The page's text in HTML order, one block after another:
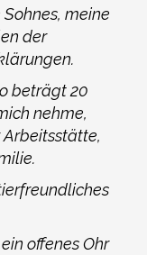
meine
der
beträgt 20
nehme,
Arbeitsstätte,
offenes Ohr